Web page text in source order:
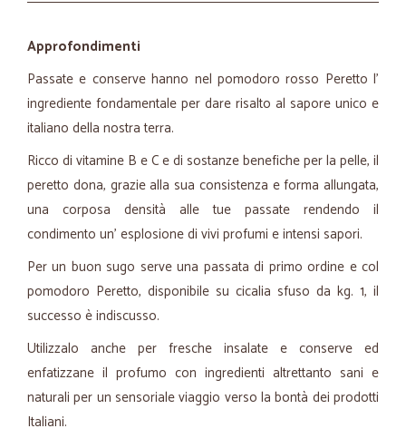
Approfondimenti
Passate e conserve hanno nel pomodoro rosso Peretto l'
ingrediente fondamentale per dare risalto al sapore unico e
italiano della nostra terra.
Ricco di vitamine B e C e di sostanze benefiche per la pelle, il
peretto dona, grazie alla sua consistenza e forma allungata,
una corposa densità alle tue passate rendendo il
condimento un' esplosione di vivi profumi e intensi sapori.
Per un buon sugo serve una passata di primo ordine e col
pomodoro Peretto, disponibile su cicalia sfuso da kg. 1, il
successo è indiscusso.
Utilizzalo anche per fresche insalate e conserve ed
enfatizzane il profumo con ingredienti altrettanto sani e
naturali per un sensoriale viaggio verso la bontà dei prodotti
Italiani.